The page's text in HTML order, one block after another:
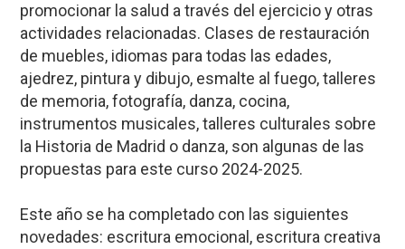
promocionar la salud a través del ejercicio y otras
actividades relacionadas. Clases de restauración
de muebles, idiomas para todas las edades,
ajedrez, pintura y dibujo, esmalte al fuego, talleres
de memoria, fotografía, danza, cocina,
instrumentos musicales, talleres culturales sobre
la Historia de Madrid o danza, son algunas de las
propuestas para este curso 2024-2025.
Este año se ha completado con las siguientes
novedades: escritura emocional, escritura creativa